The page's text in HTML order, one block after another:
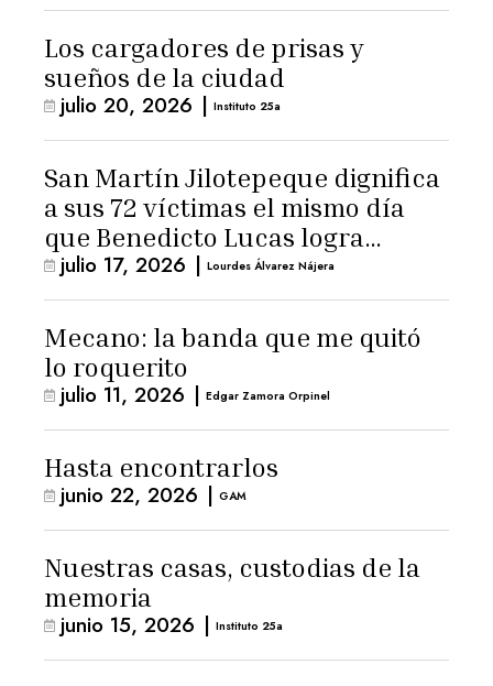
Los cargadores de prisas y
sueños de la ciudad
julio 20, 2026 | Instituto 25a
San Martín Jilotepeque dignifica
a sus 72 víctimas el mismo día
que Benedicto Lucas logra
arresto domiciliario
julio 17, 2026 | Lourdes Álvarez Nájera
Mecano: la banda que me quitó
lo roquerito
julio 11, 2026 | Edgar Zamora Orpinel
Hasta encontrarlos
junio 22, 2026 | GAM
Nuestras casas, custodias de la
memoria
junio 15, 2026 | Instituto 25a